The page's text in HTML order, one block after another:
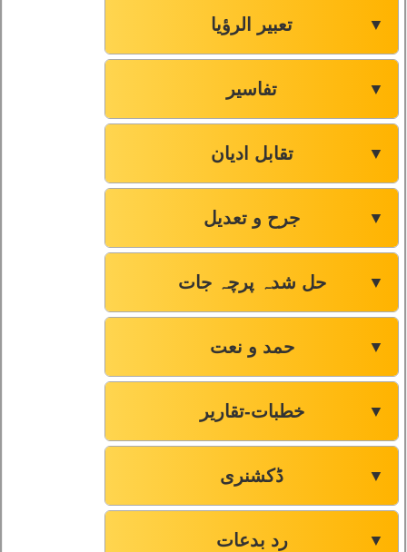
تعبیر الرؤیا ▼
تفاسیر ▼
تقابل ادیان ▼
جرح و تعدیل ▼
حل شدہ پرچہ جات ▼
حمد و نعت ▼
خطبات-تقاریر ▼
ڈکشنری ▼
رد بدعات ▼